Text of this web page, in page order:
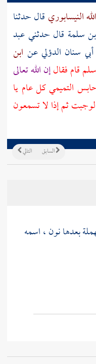
النيسابوري قال حدثنا
سلمة قال حدثنيعبد
أبي سنان الدؤليعن ابن
قام فقالإن الله تعالى
التميميكل عام يا
ثم إذا لا تسمعون
التالي السابق
بعدها نون ، اسمه